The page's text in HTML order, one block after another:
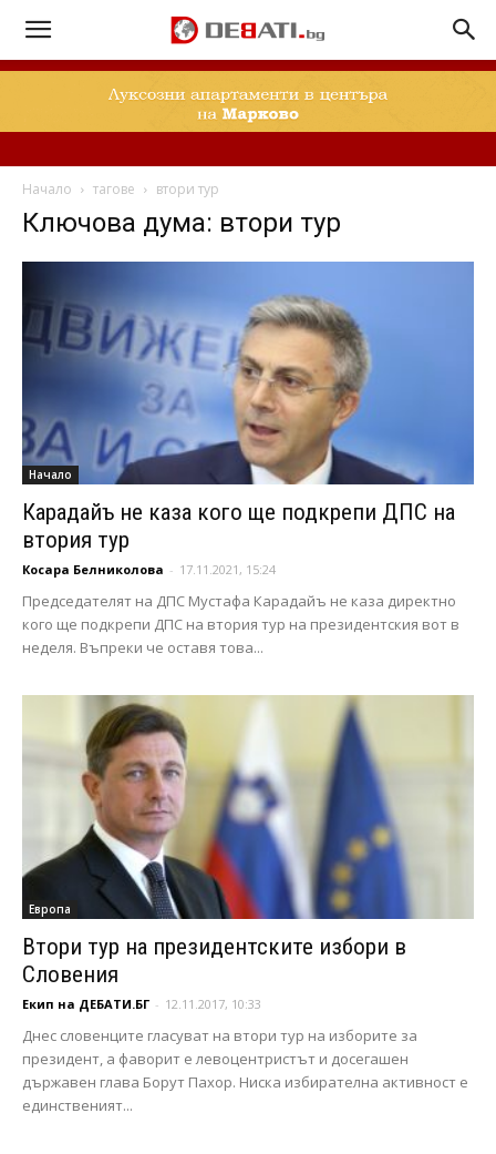
Начало тагове втори тур
Ключова дума: втори тур
Начало
Карадайъ не каза кого ще подкрепи ДПС на
втория тур
Косара Белниколова - 17.11.2021, 15:24
Председателят на ДПС Мустафа Карадайъ не каза директно
кого ще подкрепи ДПС на втория тур на президентския вот в
неделя. Въпреки че оставя това...
Европа
Втори тур на президентските избори в
Словения
Екип на ДЕБАТИ.БГ - 12.11.2017, 10:33
Днес словенците гласуват на втори тур на изборите за
президент, а фаворит е левоцентристът и досегашен
държавен глава Борут Пахор. Ниска избирателна активност е
единственият...